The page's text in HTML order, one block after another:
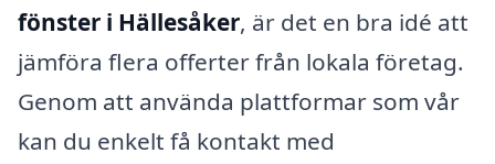
fönster i Hällesåker, är det en bra idé att
jämföra flera offerter från lokala företag.
Genom att använda plattformar som vår
kan du enkelt få kontakt med